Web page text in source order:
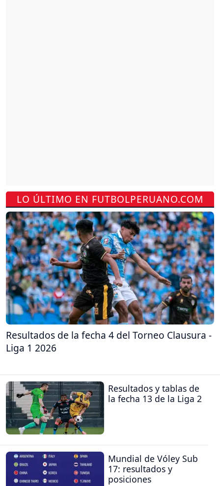
LO ÚLTIMO EN FUTBOLPERUANO.COM
Resultados de la fecha 4 del Torneo Clausura -
Liga 1 2026
Resultados y tablas de
la fecha 13 de la Liga 2
Mundial de Vóley Sub
17: resultados y
posiciones